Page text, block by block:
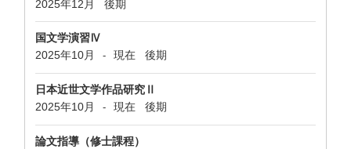
2025年12月
後期
国文学演習Ⅳ
2025年10月
- 現在 後期
日本近世文学作品研究Ⅱ
2025年10月
- 現在 後期
論文指導（修士課程）